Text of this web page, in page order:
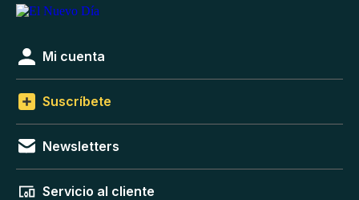
Mi cuenta
Suscríbete
Newsletters
Servicio al cliente